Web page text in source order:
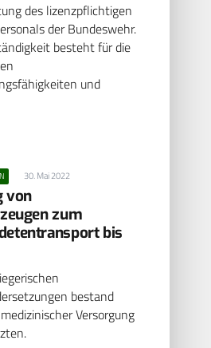
des lizenzpflichtigen
der Bundeswehr.
besteht für die
und
30. Mai 2022
von
zum
bis
bestand
Versorgung